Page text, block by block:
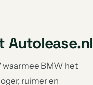
Autolease.nl
waarmee BMW het
ruimer en